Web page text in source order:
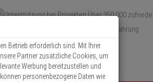
Über 350.000
Über 15 Jahre Erfahrung
Schneller Versand
Betrieb erforderlich sind. Mit Ihrer
Partner zusätzliche Cookies, um
Werbung bereitzustellen und
personenbezogene Daten wie